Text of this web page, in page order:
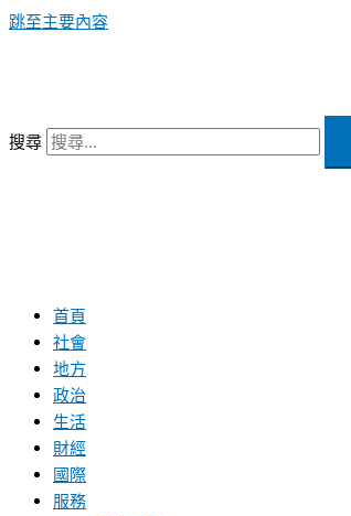
跳至主要內容
搜尋
首頁
社會
地方
政治
生活
財經
國際
服務